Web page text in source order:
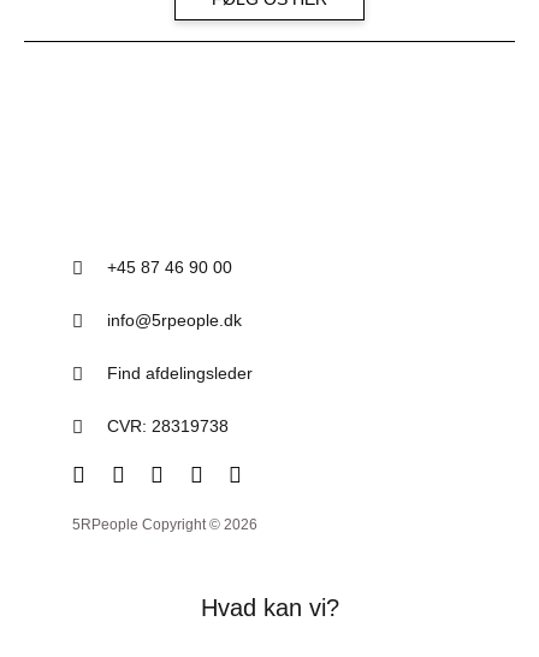
+45 87 46 90 00
info@5rpeople.dk
Find afdelingsleder
CVR: 28319738
5RPeople Copyright © 2026
Hvad kan vi?